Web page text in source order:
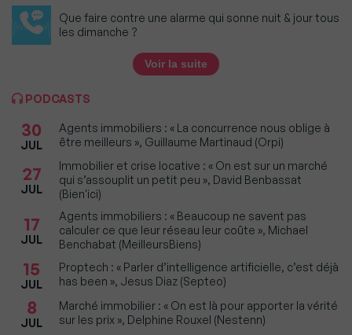
Que faire contre une alarme qui sonne nuit & jour tous
les dimanche ?
Voir la suite
PODCASTS
30
JUL
Agents immobiliers : « La concurrence nous oblige à
être meilleurs », Guillaume Martinaud (Orpi)
27
JUL
Immobilier et crise locative : « On est sur un marché
qui s’assouplit un petit peu », David Benbassat
(Bien'ici)
17
JUL
Agents immobiliers : « Beaucoup ne savent pas
calculer ce que leur réseau leur coûte », Michael
Benchabat (MeilleursBiens)
15
JUL
Proptech : « Parler d’intelligence artificielle, c’est déjà
has been », Jesus Diaz (Septeo)
8
JUL
Marché immobilier : « On est là pour apporter la vérité
sur les prix », Delphine Rouxel (Nestenn)